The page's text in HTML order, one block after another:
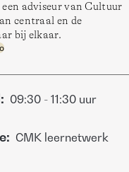
adviseur van Cultuur
centraal en de
bij elkaar.
: 09:30 - 11:30 uur
: CMK leernetwerk